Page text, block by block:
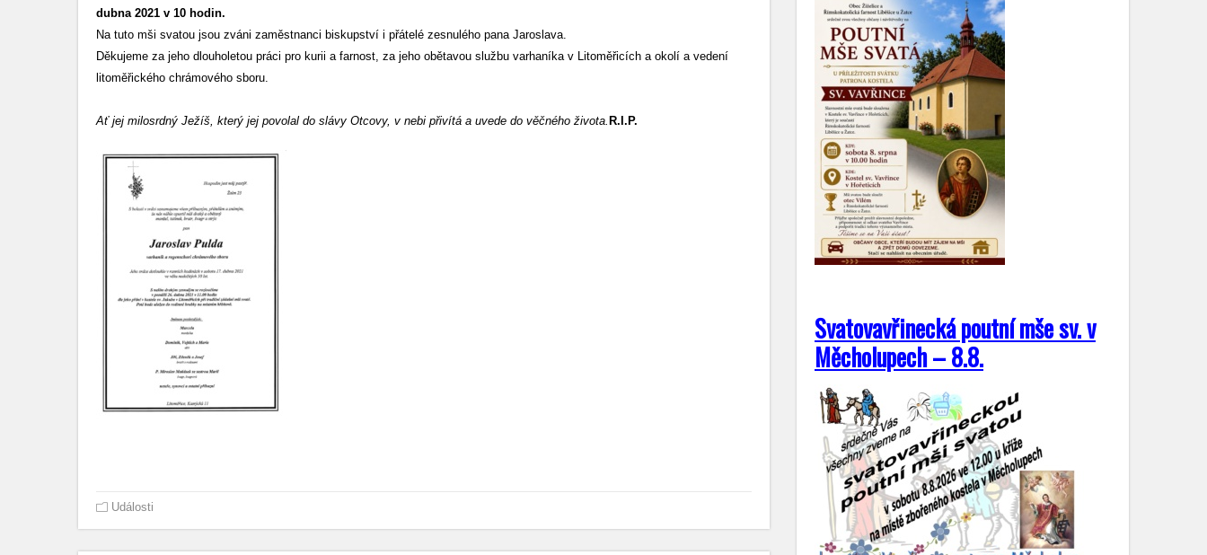
dubna 2021 v 10 hodin.
Na tuto mši svatou jsou zváni zaměstnanci biskupství i přátelé zesnulého pana Jaroslava.
Děkujeme za jeho dlouholetou práci pro kurii a farnost, za jeho obětavou službu varhaníka v Litoměřicích a okolí a vedení
litoměřického chrámového sboru.
Ať jej milosrdný Ježíš, který jej povolal do slávy Otcovy, v nebi přivítá a uvede do věčného života. R.I.P.
Události
Svatovavřinecká poutní mše sv. v
Měcholupech – 8.8.